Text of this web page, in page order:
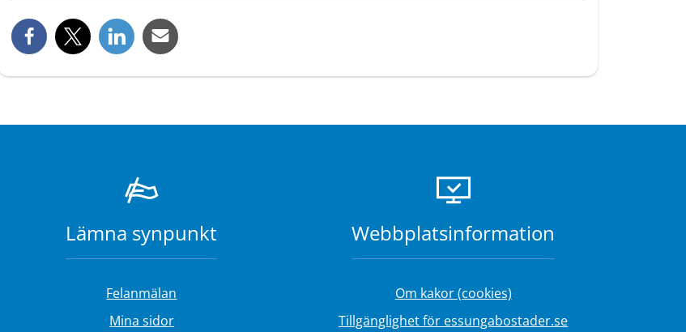
Lämna synpunkt
Felanmälan
Mina sidorLänk till annan webbplats.
Webbplats­information
Om kakor (cookies)
Tillgänglighet för essungabostader.se